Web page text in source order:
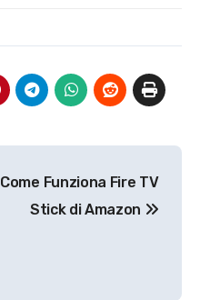
Come Funziona Fire TV
Stick di Amazon